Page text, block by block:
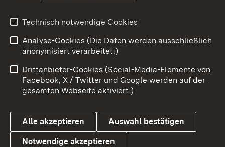
Technisch notwendige Cookies
Analyse-Cookies (Die Daten werden ausschließlich
anonymisiert verarbeitet.)
Drittanbieter-Cookies (Social-Media-Elemente von
Facebook, X / Twitter und Google werden auf der
gesamten Webseite aktiviert.)
Alle akzeptieren Auswahl bestätigen
Notwendige akzeptieren